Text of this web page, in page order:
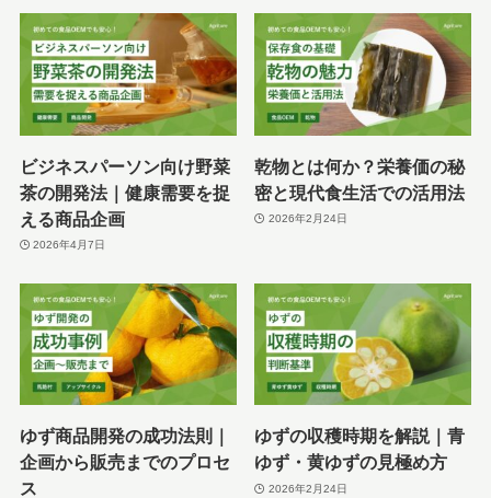
ビジネスパーソン向け野菜
茶の開発法｜健康需要を捉
える商品企画
2026年4月7日
乾物とは何か？栄養価の秘
密と現代食生活での活用法
2026年2月24日
ゆず商品開発の成功法則｜
企画から販売までのプロセ
ス
ゆずの収穫時期を解説｜青
ゆず・黄ゆずの見極め方
2026年2月24日